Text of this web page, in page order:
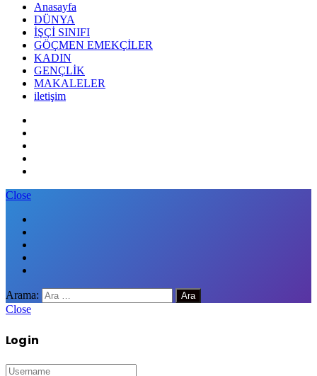
Anasayfa
DÜNYA
İŞÇİ SINIFI
GÖÇMEN EMEKÇİLER
KADIN
GENÇLİK
MAKALELER
iletişim
Close
Arama:
Close
Log in